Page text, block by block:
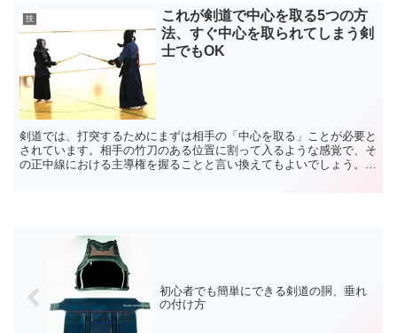
技
これが剣道で中心を取る5つの方
法、すぐ中心を取られてしまう剣
士でもOK
剣道では、打突するためにまずは相手の「中心を取る」ことが必要と
されています。相手の竹刀のある位置に割って入るような感覚で、そ
の正中線における主導権を握ることと言い換えてもよいでしょう。し
初心者でも簡単にできる剣道の胴、垂れ
の付け方